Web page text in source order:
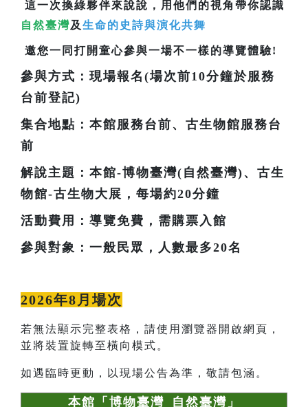
這一次換綠夥伴來說說，用他們的視角帶你認識
自然臺灣及 生命的史詩與演化共舞
邀您一同打開童心參與一場不一樣的導覽體驗!
參與方式：現場報名(場次前10分鐘於服務
台前登記)
集合地點：本館服務台前、古生物館服務台
前
解說主題：本館-博物臺灣(自然臺灣)、古生
物館-古生物大展，每場約20分鐘
活動費用：導覽免費，需購票入館
參與對象：一般民眾，人數最多20名
2026年8月場次
若無法顯示完整表格，請使用瀏覽器開啟網頁，
並將裝置旋轉至橫向模式。
如遇臨時更動，以現場公告為準，敬請包涵。
本館「博物臺灣_自然臺灣」